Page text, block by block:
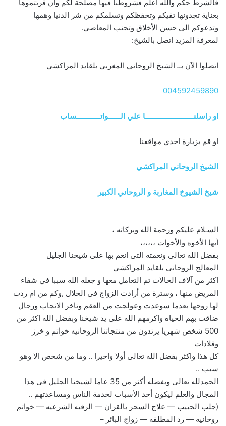
فالشرط حكم والله أعلم فشروطنا فيها مصلحة لكم وان قرئتموها
بعناية تجدونها تقيكم وتحفظكم وتسلمكم من شر الدنيا وهمها
وتدعوكم الى حسن الأخلاق وتجنب المعاصي.
لمعرفة المزيد اتصل بالشيخ:
اتصلوا الآن بــ الشيخ الروحاني المغربي بلقايد المراكشي
004592459890
او راسلنــــــــــــــــــــــــا علي الــــــواتــــــــــــساب
او قم بزيارة احدي مواقعنا
الشيخ الروحاني المراكشي
شيخ الشيوخ المغاربة و الروحاني الكبير
السـلام عليكم ورحمة الله وبركاته ،
أيها الأخوه والأخوات ،،،،،،
بفضل الله تعالى ونعمته التى انعم بها على شيخنا الجليل
المعالج الروحانى بلقايد المراكشي
اكثر من آلاف الحالات تم التعامل معها و جعله الله سببا في شفاء
المريض منها ، وسترة من أرادت الزواج فى الحلال ,وكم من ام ردت
لها روحها بعدما سوعدت وعولجت من العقم وتاخر الانجاب ورجال
ضاقت بهم الحياه واكرمهم الله على يد شيخنا وبفضل الله اكثر من
500 شخص شهريا يرتدون من منتجاتنا الروحانيه خواتم و خرز
وقلادات
كل هذا واكثر بفضل الله تعالى أولا واخيرا .. وما من شخص الا وهو
سبب ..
الحمدلله تعالى وبفضله أكثر من 35 عاما لشيخنا الجليل فى هذا
المجال والعلم ليكون أحد الأسباب لخدمة الناس ومساعدتهم ..
(جلب الحبيب — علاج السحر بالقران — الرقيه الشرعيه — خواتم
روحانيه — رد المطلقه — زواج البائر –